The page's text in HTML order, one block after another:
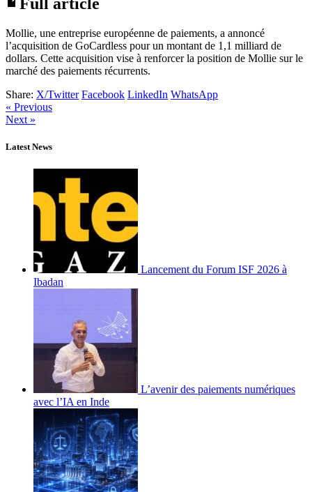
Full article
Mollie, une entreprise européenne de paiements, a annoncé
l’acquisition de GoCardless pour un montant de 1,1 milliard de
dollars. Cette acquisition vise à renforcer la position de Mollie sur le
marché des paiements récurrents.
Share: X/Twitter Facebook LinkedIn WhatsApp
« Previous
Next »
Latest News
Lancement du Forum ISF 2026 à
Ibadan
L’avenir des paiements numériques
avec l’IA en Inde